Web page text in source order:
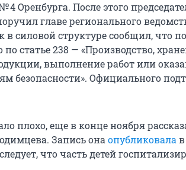
Оренбурга. После этого
главе регионального
силовой структуре сообщил, что
по статье 238 — «Производство,
выполнение работ или
безопасности». Официального
плохо, еще в конце ноября
Запись она опубликовала
что часть детей